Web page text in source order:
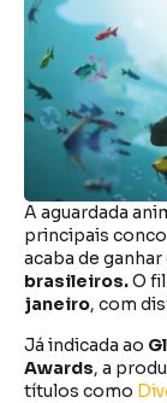
A aguardada
principais
acaba de
brasileiros.O
janeiro, com
Já indicada ao
Awards, a
títulos como